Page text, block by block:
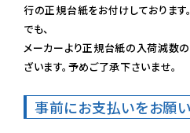
行の正規台紙をお付けしておりま
でも、
メーカーより正規台紙の入荷減数
ざいます。予めご了承下さいませ。
事前にお支払いをお願